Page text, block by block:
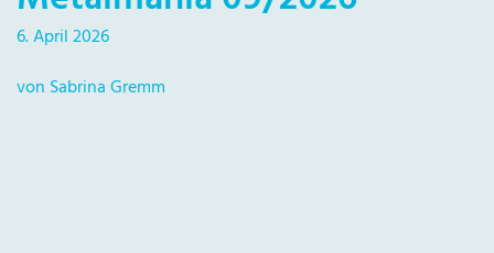
6. April 2026
von Sabrina Gremm